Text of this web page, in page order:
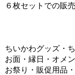
６枚セットでの販
ちいかわグッズ・
お面・縁日・オメ
お祭り・販促用品